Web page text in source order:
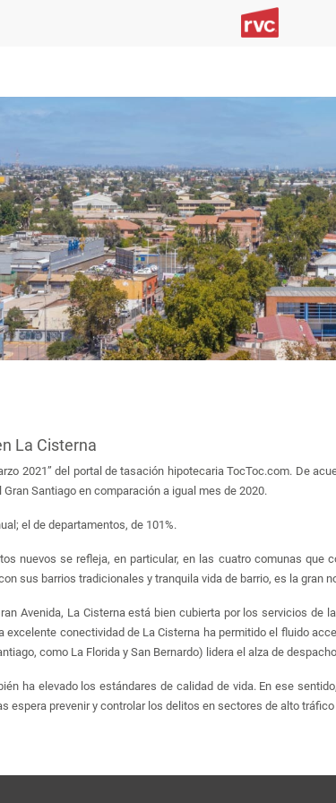
La Cisterna
2021” del portal de tasación hipotecaria TocToc.com. De
Santiago en comparación a igual mes de 2020.
el de departamentos, de 101%.
nuevos se refleja, en particular, en las cuatro comunas que
sus barrios tradicionales y tranquila vida de barrio, es la gran
Avenida, La Cisterna está bien cubierta por los servicios
excelente conectividad de La Cisterna ha permitido el fluido
como La Florida y San Bernardo) lidera el alza de
ha elevado los estándares de calidad de vida. En ese
espera prevenir y controlar los delitos en sectores de alto